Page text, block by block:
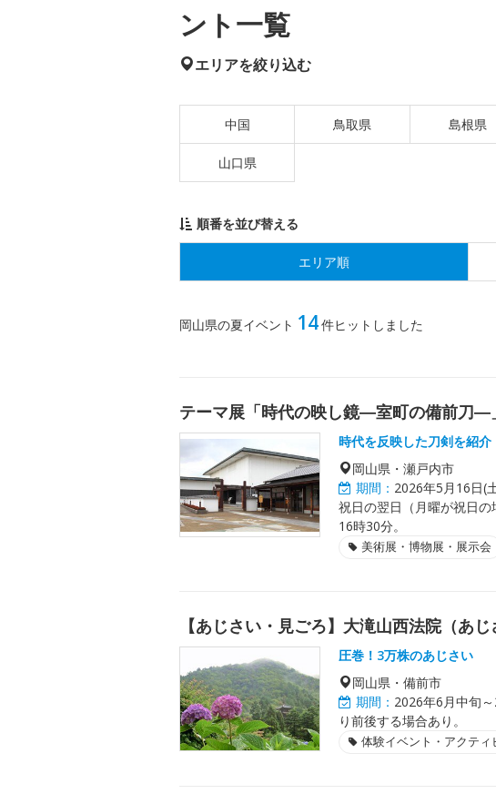
ント一覧
エリアを絞り込む
中国 鳥取県 島根県
山口県
順番を並び替える
エリア順
岡山県の夏イベント 14件ヒットしました
テーマ展「時代の映し鏡―室町の備前刀―
時代を反映した刀剣を紹介
岡山県・瀬戸内市
期間： 2026年5月16日(
祝日の翌日（月曜が祝日
16時30分。
美術展・博物展・展示会
【あじさい・見ごろ】大滝山西法院（あじ
圧巻！3万株のあじさい
岡山県・備前市
期間： 2026年6月中旬
り前後する場合あり。
体験イベント・アクティ